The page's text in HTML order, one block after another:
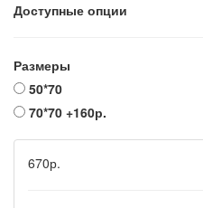
Доступные опции
Размеры
50*70
70*70 +160р.
670р.